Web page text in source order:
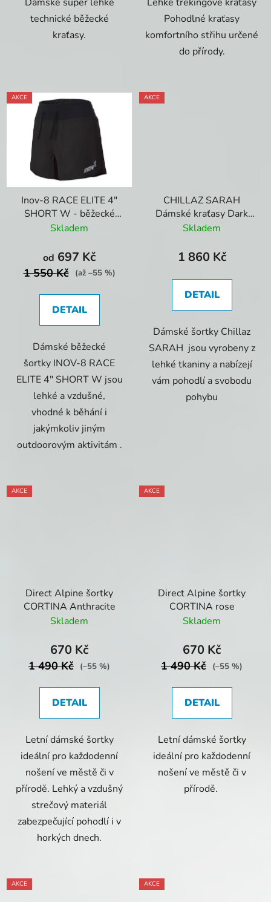
technické běžecké
kraťasy.
Pohodlné kraťasy
komfortního střihu určené
do přírody.
AKCE
Inov-8 RACE ELITE 4"
SHORT W - běžecké
šortky
Skladem
od 697 Kč
1 550 Kč (až –55 %)
DETAIL
Dámské běžecké
šortky INOV-8 RACE
ELITE 4" SHORT W jsou
lehké a vzdušné,
vhodné k běhání i
jakýmkoliv jiným
outdoorovým aktivitám .
AKCE
CHILLAZ SARAH
Dámské kraťasy Dark
Blue 107100
Skladem
1 860 Kč
DETAIL
Dámské šortky Chillaz
SARAH jsou vyrobeny z
lehké tkaniny a nabízejí
vám pohodlí a svobodu
pohybu
AKCE
Direct Alpine šortky
CORTINA Anthracite
Skladem
670 Kč
1 490 Kč (–55 %)
DETAIL
Letní dámské šortky
ideální pro každodenní
nošení ve městě či v
přírodě. Lehký a vzdušný
strečový materiál
zabezpečující pohodlí i v
horkých dnech.
AKCE
Direct Alpine šortky
CORTINA rose
Skladem
670 Kč
1 490 Kč (–55 %)
DETAIL
Letní dámské šortky
ideální pro každodenní
nošení ve městě či v
přírodě.
AKCE AKCE